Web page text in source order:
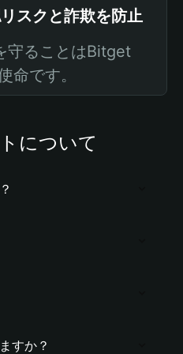
スクと詐欺を防止
守ることはBitget
命です。
について
すか？